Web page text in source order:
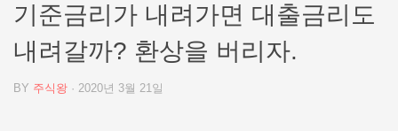
기준금리가 내려가면 대출금리도
내려갈까? 환상을 버리자.
BY 주식왕 · 2020년 3월 21일